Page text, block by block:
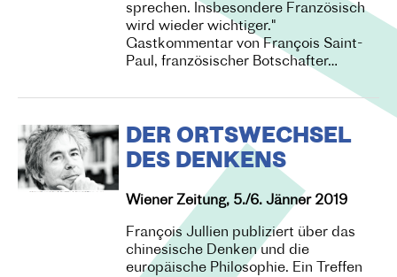
sprechen. Insbesondere Französisch
wird wieder wichtiger."
Gastkommentar von François Saint-
Paul, französischer Botschafter…
DER ORTSWECHSEL
DES DENKENS
Wiener Zeitung, 5./6. Jänner 2019
François Jullien publiziert über das
chinesische Denken und die
europäische Philosophie. Ein Treffen